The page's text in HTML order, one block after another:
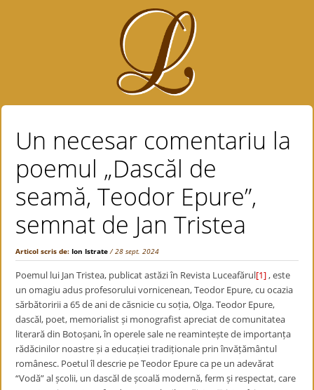
Un necesar comentariu la
poemul „Dascăl de
seamă, Teodor Epure”,
semnat de Jan Tristea
Articol scris de:Ion Istrate / 28 sept. 2024
Poemul lui Jan Tristea, publicat astăzi în Revista Luceafărul[1], este
un omagiu adus profesorului vornicenean, Teodor Epure, cu ocazia
sărbătoririi a 65 de ani de căsnicie cu soția, Olga. Teodor Epure,
dascăl, poet, memorialist și monografist apreciat de comunitatea
literară din Botoșani, în operele sale ne reamintește de importanța
rădăcinilor noastre și a educației tradiționale prin învățământul
românesc. Poetul îl descrie pe Teodor Epure ca pe un adevărat
“Vodă” al școlii, un dascăl de școală modernă, ferm și respectat, care